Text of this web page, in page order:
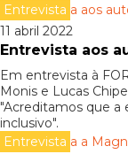
Entrevista
11 abril 2022
Entrevista aos
Em entrevista à
Monis e Lucas
"Acreditamos que a
inclusivo".
Entrevista